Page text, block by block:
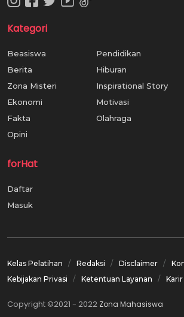
Kategori
Beasiswa
Berita
Zona Misteri
Ekonomi
Fakta
Opini
Pendidikan
Hiburan
Inspirational Story
Motivasi
Olahraga
forHat
Daftar
Masuk
Kelas Pelatihan Redaksi Disclaimer
Kebijakan Privasi
Ketentuan Layanan Karir
Copyright ©2021 - 2022 Zona Mahasiswa